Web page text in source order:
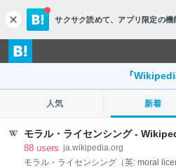
c
l
o
s
サクサク読めて、 アプリ限定の機
『
人気 新着
モラル・ライセンシング -
88 users ja.wikipedia.org
モラル・ライセンシング（英: moral